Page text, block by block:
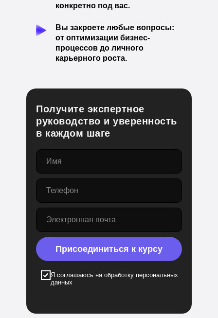
конкретно под вас.
Вы закроете любые вопросы:
от оптимизации бизнес-
процессов до личного
карьерного роста.
Я соглашаюсь на обработку персональных
данных
Получите экспертное
руководство и уверенность
в каждом шаге
Присоединиться к курсу